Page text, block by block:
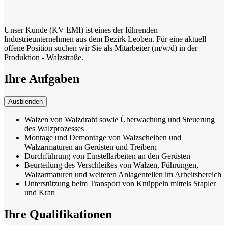
Unser Kunde (KV EMI) ist eines der führenden
Industrieunternehmen aus dem Bezirk Leoben. Für eine aktuell
offene Position suchen wir Sie als Mitarbeiter (m/w/d) in der
Produktion - Walzstraße.
Ihre Aufgaben
Ausblenden
Walzen von Walzdraht sowie Überwachung und Steuerung
des Walzprozesses
Montage und Demontage von Walzscheiben und
Walzarmaturen an Gerüsten und Treibern
Durchführung von Einstellarbeiten an den Gerüsten
Beurteilung des Verschleißes von Walzen, Führungen,
Walzarmaturen und weiteren Anlagenteilen im Arbeitsbereich
Unterstützung beim Transport von Knüppeln mittels Stapler
und Kran
Ihre Qualifikationen